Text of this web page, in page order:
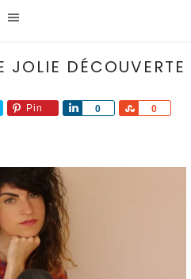
JOLIE DÉCOUVERTE
Pin 0
Share 0
Share